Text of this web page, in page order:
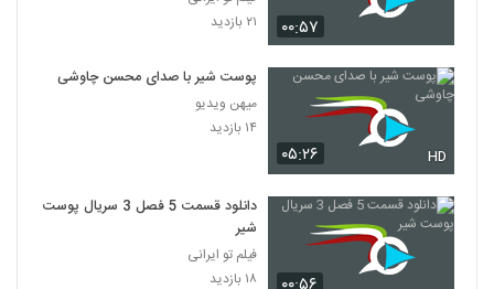
۰۰:۵۷
۲۱ بازدید
۰۵:۲۶ HD
پوست شیر با صدای محسن چاوشی
میهن ویدیو
۱۴ بازدید
دانلود قسمت 5 فصل 3 سریال پوست
شیر
فیلم تو ایرانی
۱۸ بازدید